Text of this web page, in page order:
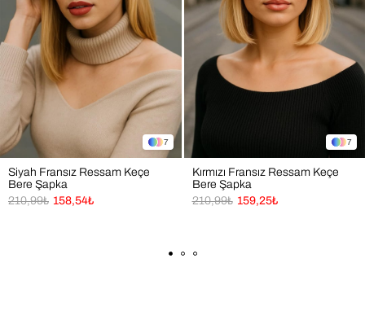
7
Siyah Fransız Ressam Keçe
Bere Şapka
158,54₺
210,99₺
7
Kırmızı Fransız Ressam Keçe
Bere Şapka
159,25₺
210,99₺